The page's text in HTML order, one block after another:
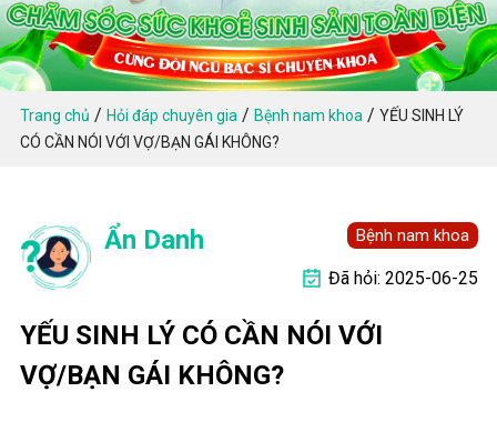
Trang chủ / Hỏi đáp chuyên gia/ Bệnh nam khoa/ YẾU SINH LÝ
CÓ CẦN NÓI VỚI VỢ/BẠN GÁI KHÔNG?
Ẩn Danh Bệnh nam khoa
Đã hỏi: 2025-06-25
YẾU SINH LÝ CÓ CẦN NÓI VỚI
VỢ/BẠN GÁI KHÔNG?